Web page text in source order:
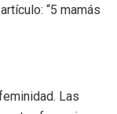
“5 mamás
Las